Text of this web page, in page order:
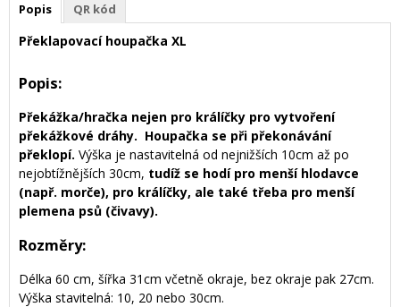
Popis QR kód
Překlapovací houpačka XL
Popis:
Překážka/hračka nejen pro králíčky pro vytvoření
překážkové dráhy. Houpačka se při překonávání
překlopí. Výška je nastavitelná od nejnižších 10cm až po
nejobtížnějších 30cm, tudíž se hodí pro menší hlodavce
(např. morče), pro králíčky, ale také třeba pro menší
plemena psů (čivavy).
Rozměry:
Délka 60 cm, šířka 31cm včetně okraje, bez okraje pak 27cm.
Výška stavitelná: 10, 20 nebo 30cm.